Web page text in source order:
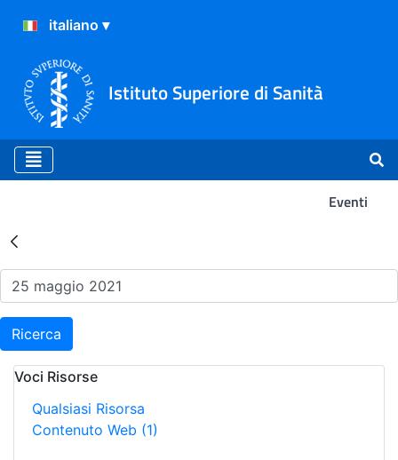
Istituto Superiore di Sanità
Eventi
Risultati della Ricerca -
Ricerca
Voci Risorse
Qualsiasi Risorsa
Contenuto Web (1)